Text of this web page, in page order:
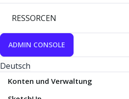
RESSORCEN
ADMIN CONSOLE
Deutsch
Konten und Verwaltung